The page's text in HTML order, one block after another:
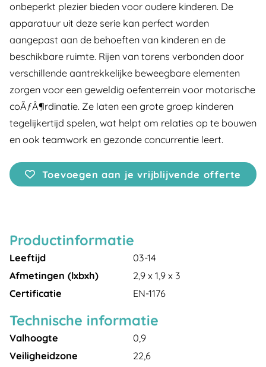
onbeperkt plezier bieden voor oudere kinderen. De
apparatuur uit deze serie kan perfect worden
aangepast aan de behoeften van kinderen en de
beschikbare ruimte. Rijen van torens verbonden door
verschillende aantrekkelijke beweegbare elementen
zorgen voor een geweldig oefenterrein voor motorische
coÃƒÂ¶rdinatie. Ze laten een grote groep kinderen
tegelijkertijd spelen, wat helpt om relaties op te bouwen
en ook teamwork en gezonde concurrentie leert.
Toevoegen aan je vrijblijvende offerte
Productinformatie
Leeftijd
03-14
Afmetingen (lxbxh)
2,9 x 1,9 x 3
Certificatie
EN-1176
Technische informatie
Valhoogte
0,9
Veiligheidzone
22,6